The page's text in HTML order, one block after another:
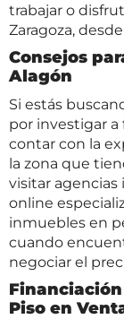
trabajar o
Zaragoza,
Consejos
Alagón
Si estás
por investigar a
contar con la
la zona que
visitar agencias
online
inmuebles en
cuando
negociar el
Piso en